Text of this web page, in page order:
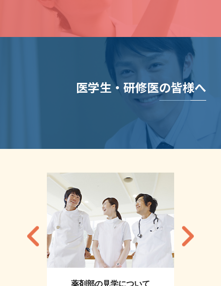
医学生・研修医の皆様へ
薬剤部の見学について